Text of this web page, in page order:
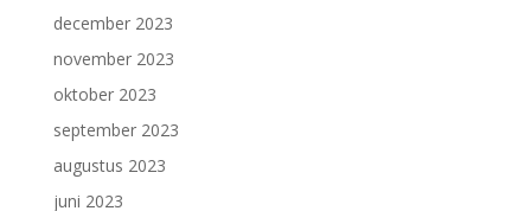
december 2023
november 2023
oktober 2023
september 2023
augustus 2023
juni 2023